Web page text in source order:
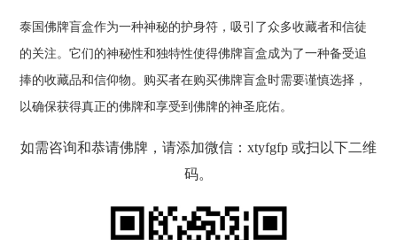
泰国佛牌盲盒作为一种神秘的护身符，吸引了众多收藏者和信徒
的关注。它们的神秘性和独特性使得佛牌盲盒成为了一种备受追
捧的收藏品和信仰物。购买者在购买佛牌盲盒时需要谨慎选择，
以确保获得真正的佛牌和享受到佛牌的神圣庇佑。
如需咨询和恭请佛牌，请添加微信：xtyfgfp 或扫以下二维
码。